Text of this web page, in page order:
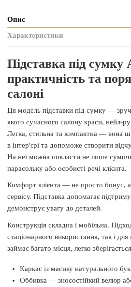
Опис
Характеристики
Підставка під
практичність та
салоні
Ця модель підставки під сумку —
якого сучасного салону краси, нейл-
Легка, стильна та компактна — вона
в інтер'єрі та допоможе створити
На неї можна покласти не лише
парасольку або особисті речі клієнта.
Комфорт клієнта — не просто бонус,
сервісу. Підставка допомагає
демонструє увагу до деталей.
Конструкція складна і мобільна.
стаціонарного використання, так і
займає багато місця, легко
Каркас із масиву натурального
Оббивка — зносостійкий велюр